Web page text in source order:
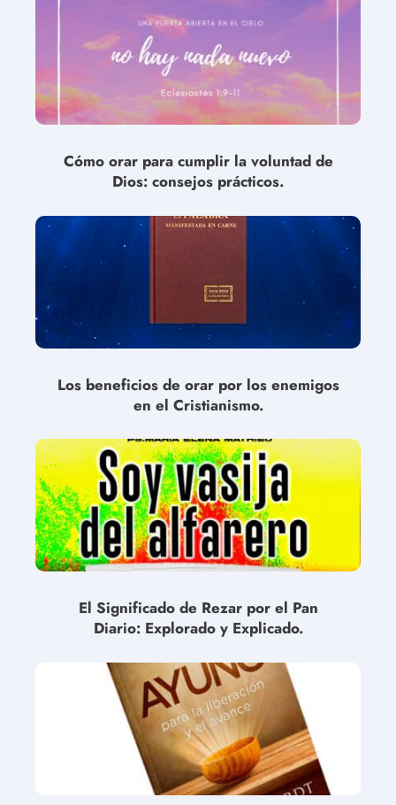
Cómo orar para cumplir la voluntad de
Dios: consejos prácticos.
Los beneficios de orar por los enemigos
en el Cristianismo.
El Significado de Rezar por el Pan
Diario: Explorado y Explicado.